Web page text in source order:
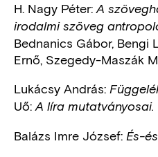
H. Nagy Péter: A
irodalmi szöveg
Bednanics Gábor, Bengi
Ernő, Szegedy-Maszák
Lukácsy András:
Uő:A líra mutatványosai.
Balázs Imre József: És-